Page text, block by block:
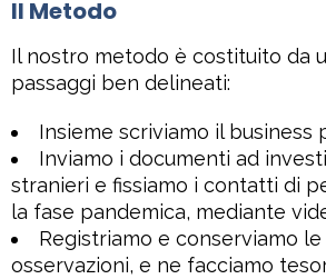
Il Metodo
Il nostro metodo è costituito da
passaggi ben delineati:
Insieme scriviamo il business
Inviamo i documenti ad
stranieri e fissiamo i contatti di
la fase pandemica, mediante
Registriamo e conserviamo
osservazioni, e ne facciamo